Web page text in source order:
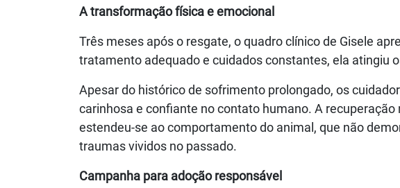
A transformação física e emocional
Três meses após o resgate, o quadro clínico de Gisele
tratamento adequado e cuidados constantes, ela atingiu
Apesar do histórico de sofrimento prolongado, os
carinhosa e confiante no contato humano. A
estendeu-se ao comportamento do animal, que não
traumas vividos no passado.
Campanha para adoção responsável